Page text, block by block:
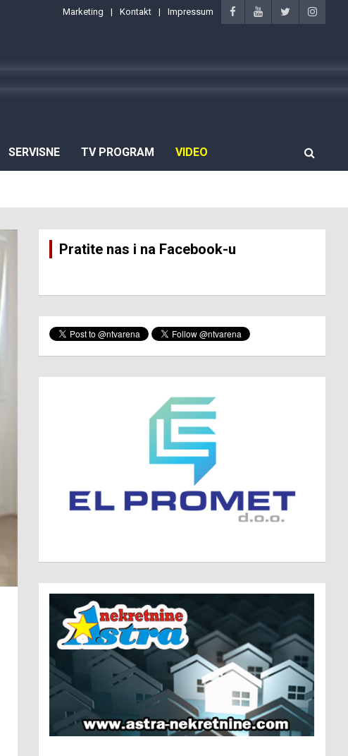
Marketing Kontakt Impressum
SERVISNE TV PROGRAM VIDEO
Pratite nas i na Facebook-u